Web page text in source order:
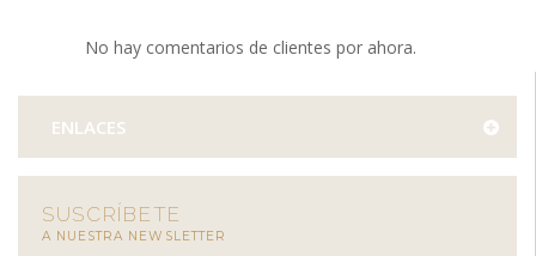
No hay comentarios de clientes por ahora.
ENLACES
SUSCRÍBETE
A NUESTRA NEWSLETTER